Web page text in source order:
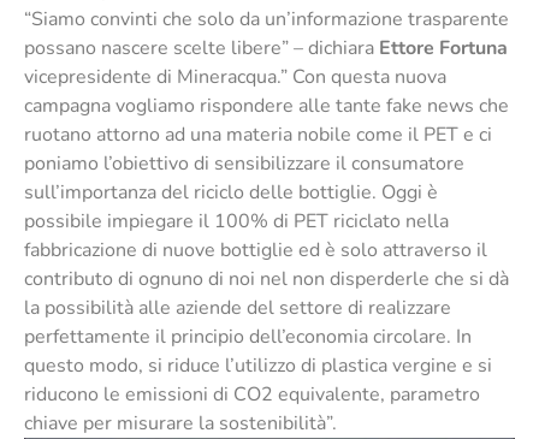
“Siamo convinti che solo da un’informazione trasparente
possano nascere scelte libere” – dichiara Ettore Fortuna
vicepresidente di Mineracqua.” Con questa nuova
campagna vogliamo rispondere alle tante fake news che
ruotano attorno ad una materia nobile come il PET e ci
poniamo l’obiettivo di sensibilizzare il consumatore
sull’importanza del riciclo delle bottiglie. Oggi è
possibile impiegare il 100% di PET riciclato nella
fabbricazione di nuove bottiglie ed è solo attraverso il
contributo di ognuno di noi nel non disperderle che si dà
la possibilità alle aziende del settore di realizzare
perfettamente il principio dell’economia circolare. In
questo modo, si riduce l’utilizzo di plastica vergine e si
riducono le emissioni di CO2 equivalente, parametro
chiave per misurare la sostenibilità”.